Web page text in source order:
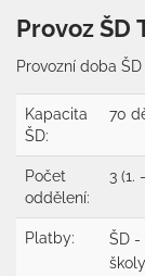
Provoz ŠD
Provozní doba
Kapacita
ŠD:
70
Počet
oddělení:
3 (1.
Platby:
ŠD -